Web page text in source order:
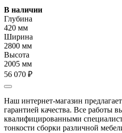
В наличии
Глубина
420 мм
Ширина
2800 мм
Высота
2005 мм
56 070 ₽
Наш интернет-магазин
гарантией качества. Все работы
квалифицированными
тонкости сборки различной